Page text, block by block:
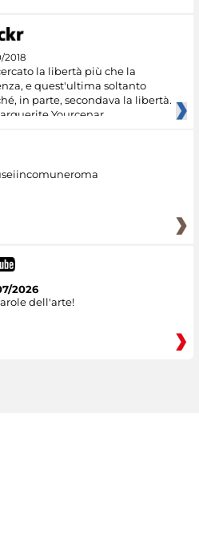
2018
la libertà più che la
e quest'ultima soltanto
in parte, secondava la libertà.
Yourcenar
2026
dell'arte!